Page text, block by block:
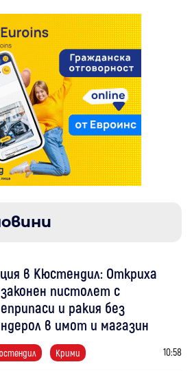
в Кюстендил: Откриха
пистолет с
и ракия без
в имот и магазин
Крими 10:58